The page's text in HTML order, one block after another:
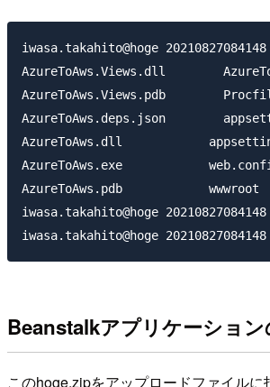
iwasa.takahito@hoge
AzureToAws.Views.dll
AzureToAws.Views.pdb
AzureToAws.deps.json
AzureToAws.dll
AzureToAws.exe
AzureToAws.pdb            wwwroot
iwasa.takahito@hoge
Beanstalkアプリケーション
このhoge.zipをアップロードファイル